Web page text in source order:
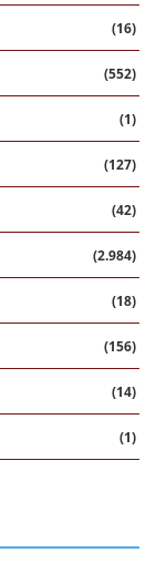
(16)
(552)
(1)
(127)
(42)
(2.984)
(18)
(156)
(14)
(1)